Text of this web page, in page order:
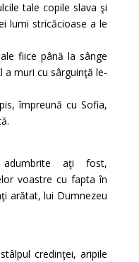
tale copile slava şi
lumi stricăcioase a le
fiice până la sânge
a muri cu sârguinţă le-
împreună cu Sofia,
adumbrite aţi fost,
voastre cu fapta în
arătat, lui Dumnezeu
credinţei, aripile